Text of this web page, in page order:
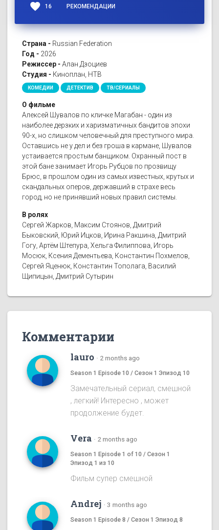
favorite 16 РЕКОМЕНДАЦИИ
Страна - Russian Federation
Год - 2026
Режиссер - Алан Дзоциев
Студия - Киноплан, НТВ
КОМЕДИИ ДЕТЕКТИВ ТВ/СЕРИАЛЫ
О фильме
Алексей Шувалов по кличке Магабан - один из
наиболее дерзких и харизматичных бандитов эпохи
90-х, но слишком человечный для преступного мира.
Оставшись не у дел и без гроша в кармане, Шувалов
устаивается простым банщиком. Охранный пост в
этой бане занимает Игорь Рубцов по прозвищу
Брюс, в прошлом один из самых известных, крутых и
скандальных оперов, державший в страхе весь
город, но не принявший новых правил системы.
В ролях
Сергей Жарков, Максим Стоянов, Дмитрий
Быковский, Юрий Ицков, Ирина Ракшина, Дмитрий
Гогу, Артём Штепура, Хельга Филиппова, Игорь
Мосюк, Ксения Дементьева, Константин Похмелов,
Сергей Яценюк, Константин Тополага, Василий
Щипицын, Дмитрий Сутырин
Комментарии
lauro · 2 months ago
Season 1 Episode 10 / Сезон 1 Эпизод 10
Замечательный сериал, смешной
, легкий! Интересно , может
продолжение будет.
Vera · 2 months ago
Season 1 Episode 1 of 10 / Сезон 1
Эпизод 1 из 10
Фильм супер смешной
Andrej · 3 months ago
Season 1 Episode 8 / Сезон 1 Эпизод 8